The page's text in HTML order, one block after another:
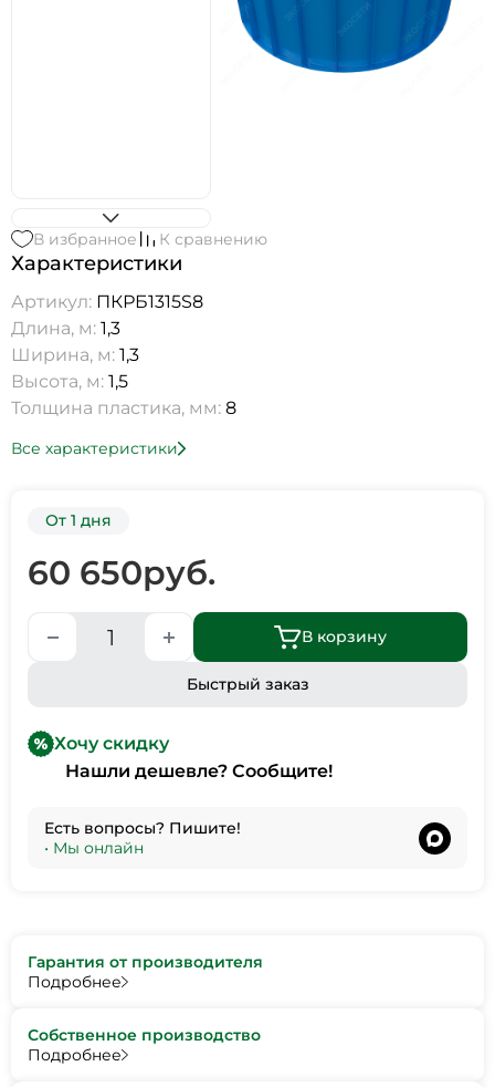
В избранное К сравнению
Характеристики
Артикул: ПКРБ1315S8
Длина, м: 1,3
Ширина, м: 1,3
Высота, м: 1,5
Толщина пластика, мм: 8
Все характеристики
От 1 дня
60 650руб.
В корзину
Быстрый заказ
Хочу скидку
Нашли дешевле? Сообщите!
Есть вопросы? Пишите!
• Мы онлайн
Гарантия от производителя
Подробнее
Собственное производство
Подробнее